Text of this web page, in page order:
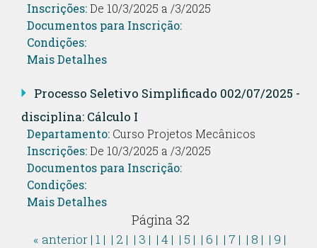
Inscrições:De 10/3/2025 a /3/2025
Documentos para Inscrição:
Condições:
Mais Detalhes
Processo Seletivo Simplificado 002/07/2025 -
disciplina: Cálculo I
Departamento: Curso Projetos Mecânicos
Inscrições:De 10/3/2025 a /3/2025
Documentos para Inscrição:
Condições:
Mais Detalhes
Página 32
« anterior| 1 | | 2 | | 3 | | 4 | | 5 | | 6 | | 7 | | 8 | | 9 |